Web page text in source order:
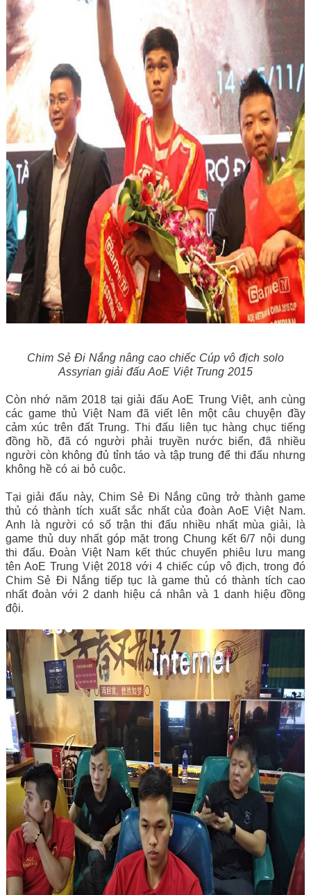
Chim Sẻ Đi Nắng nâng cao chiếc Cúp vô địch solo
Assyrian giải đấu AoE Việt Trung 2015
Còn nhớ năm 2018 tại giải đấu AoE Trung Việt, anh cùng
các game thủ Việt Nam đã viết lên một câu chuyện đầy
cảm xúc trên đất Trung. Thi đấu liên tục hàng chục tiếng
đồng hồ, đã có người phải truyền nước biển, đã nhiều
người còn không đủ tỉnh táo và tập trung để thi đấu nhưng
không hề có ai bỏ cuộc.
Tại giải đấu này, Chim Sẻ Đi Nắng cũng trở thành game
thủ có thành tích xuất sắc nhất của đoàn AoE Việt Nam.
Anh là người có số trận thi đấu nhiều nhất mùa giải, là
game thủ duy nhất góp mặt trong Chung kết 6/7 nội dung
thi đấu. Đoàn Việt Nam kết thúc chuyến phiêu lưu mang
tên AoE Trung Việt 2018 với 4 chiếc cúp vô địch, trong đó
Chim Sẻ Đi Nắng tiếp tục là game thủ có thành tích cao
nhất đoàn với 2 danh hiệu cá nhân và 1 danh hiệu đồng
đội.